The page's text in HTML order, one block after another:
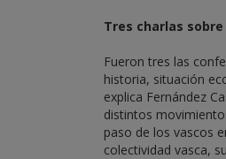
Tres charlas
Fueron tres las
historia, situación
explica Fernández
distintos
paso de los vascos
colectividad vasca,